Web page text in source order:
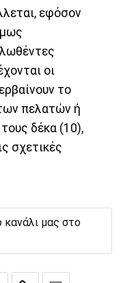
εφόσον
οι
το
πελατών ή
δέκα (10),
σχετικές
μας στο